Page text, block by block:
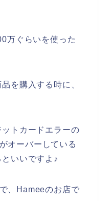
万ぐらいを使った
を購入する時に、
トカードエラーの
オーバーしている
いいですよ♪
、Hameeのお店で